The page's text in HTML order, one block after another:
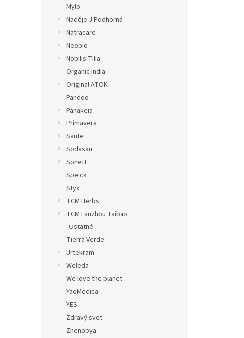
Mylo
Naděje J.Podhorná
Natracare
Neobio
Nobilis Tilia
Organic India
Original ATOK
Pandoo
Panakeia
Primavera
Sante
Sodasan
Sonett
Speick
Styx
TCM Herbs
TCM Lanzhou Taibao
Ostatné
Tierra Verde
Urtekram
Weleda
We love the planet
YaoMedica
YES
Zdravý svet
Zhenobya